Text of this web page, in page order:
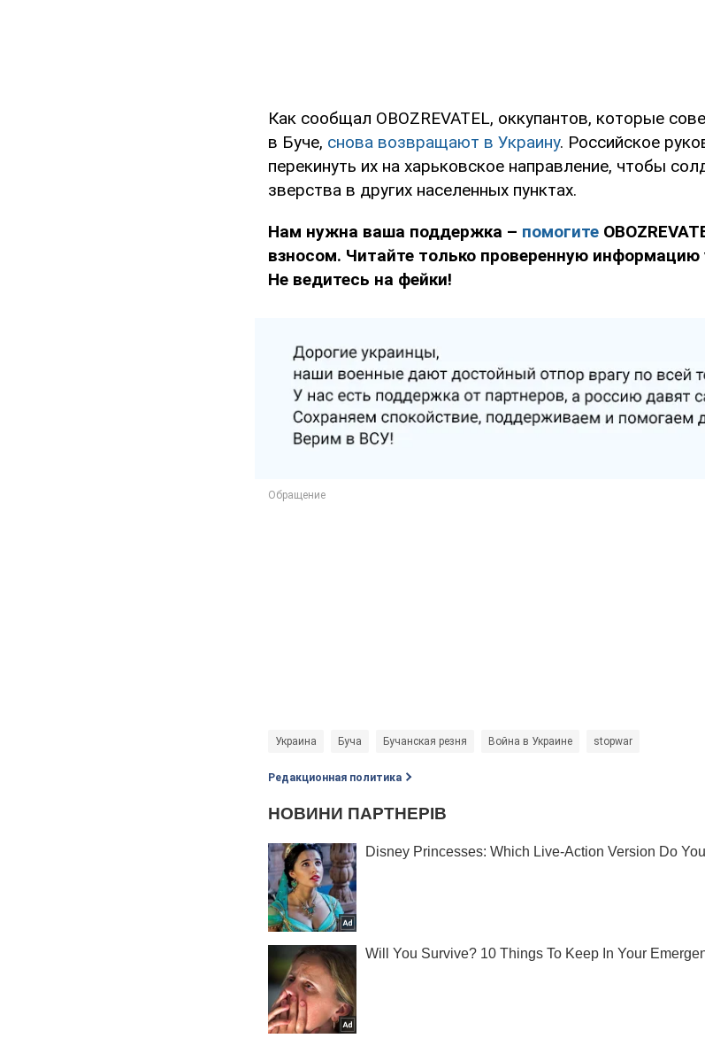
Как сообщал OBOZREVATEL, оккупантов, которые
в Буче, снова возвращают в Украину. Российское
перекинуть их на харьковское направление, чтобы
зверства в других населенных пунктах.
Нам нужна ваша поддержка – помогите
взносом. Читайте только проверенную информацию
Не ведитесь на фейки!
Украина Буча Бучанская резня Война в Украине stopwar
Редакционная политика